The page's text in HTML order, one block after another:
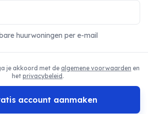
huurwoningen per e-mail
je akkoord met de algemene voorwaarden en
het privacybeleid .
account aanmaken